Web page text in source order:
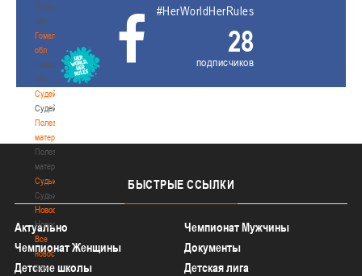
Могилевская
обл
Гомельская
обл
Гомельская
обл
Судейство
Судейство
Полезные
материалы
Полезные
материалы
Судьи
Судьи
Новости
Новости
Все
новости
Все
#HerWorldHerRules
28
подписчиков
БЫСТРЫЕ ССЫЛКИ
Актуально
Чемпионат Мужчины
Чемпионат Женщины
Документы
Детские школы
Детская лига